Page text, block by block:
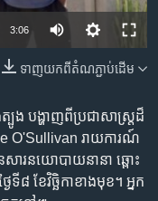
3:06
ទាញ​យក​ពី​តំណភ្ជាប់​ដើម
បូង បង្ហាញ​ពីប្រជាសាស្ត្រ​ដ៏​
O'Sullivan រាយការណ៍​
ារ​នយោបាយ​នានា​ ឆ្ពោះ​
ទី៨ ខែ​វិច្ឆិកា​ខាង​មុខ។ អ្នក​